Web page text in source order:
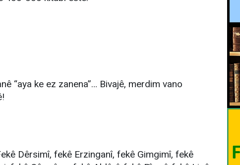
“aya ke ez zanena”… Bivajê, merdim vano
Dêrsimî, fekê Erzinganî, fekê Gimgimî, fekê